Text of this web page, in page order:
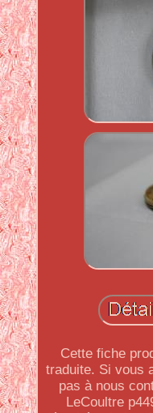
Cette fiche
traduite. Si vous
pas à nous
LeCoultre